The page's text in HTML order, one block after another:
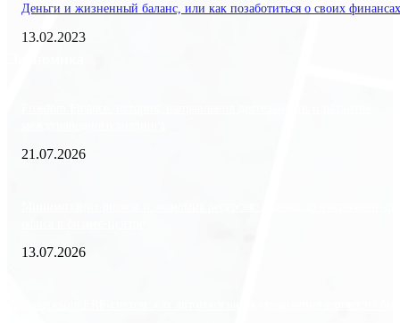
Деньги и жизненный баланс, или как позаботиться о своих финансах
13.02.2023
21.07.2026
13.07.2026